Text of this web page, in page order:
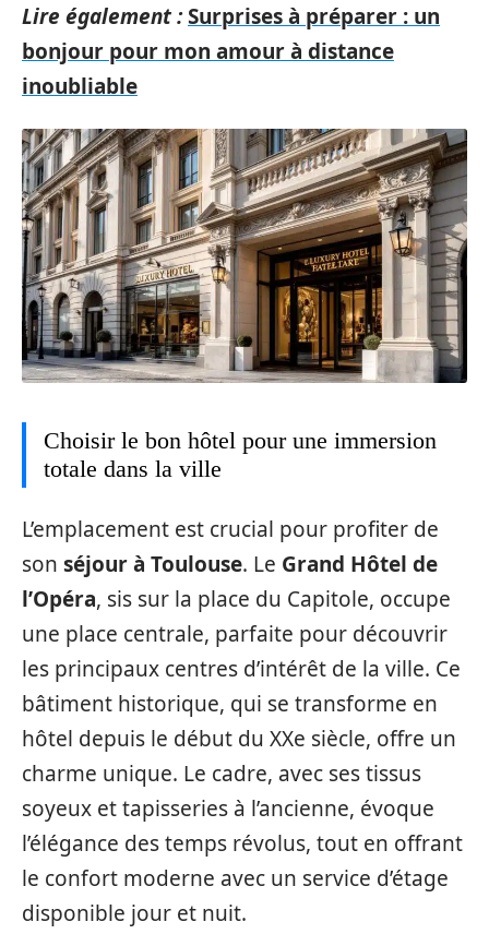
Lire également :Surprises à préparer : un
bonjour pour mon amour à distance
inoubliable
Choisir le bon hôtel pour une immersion
totale dans la ville
L’emplacement est crucial pour profiter de
son séjour à Toulouse. Le Grand Hôtel de
l’Opéra, sis sur la place du Capitole, occupe
une place centrale, parfaite pour découvrir
les principaux centres d’intérêt de la ville. Ce
bâtiment historique, qui se transforme en
hôtel depuis le début du XXe siècle, offre un
charme unique. Le cadre, avec ses tissus
soyeux et tapisseries à l’ancienne, évoque
l’élégance des temps révolus, tout en offrant
le confort moderne avec un service d’étage
disponible jour et nuit.